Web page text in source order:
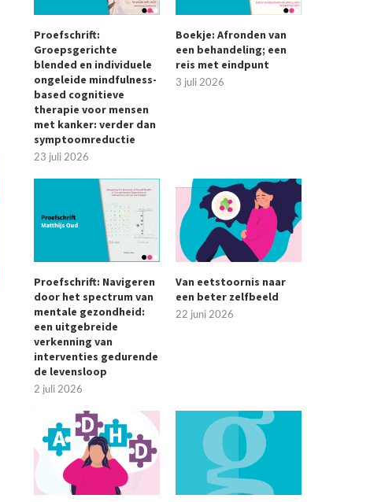
Proefschrift: Navigeren door het
spectrum van mentale gezondheid:...
2 juli 2026
Vraag en antwoord over…
Proefschrift:
Groepsgerichte
blended en individuele
ongeleide mindfulness-
based cognitieve
therapie voor mensen
met kanker: verder dan
symptoomreductie
23 juli 2026
Boekje: Afronden van
een behandeling; een
reis met eindpunt
3 juli 2026
Proefschrift: Navigeren
door het spectrum van
mentale gezondheid:
een uitgebreide
verkenning van
interventies gedurende
de levensloop
2 juli 2026
Van eetstoornis naar
een beter zelfbeeld
22 juni 2026